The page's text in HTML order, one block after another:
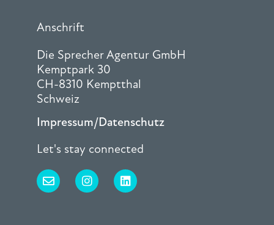
Anschrift
Die Sprecher Agentur GmbH
Kemptpark 30
CH-8310 Kemptthal
Schweiz
Impressum/Datenschutz
Let's stay connected